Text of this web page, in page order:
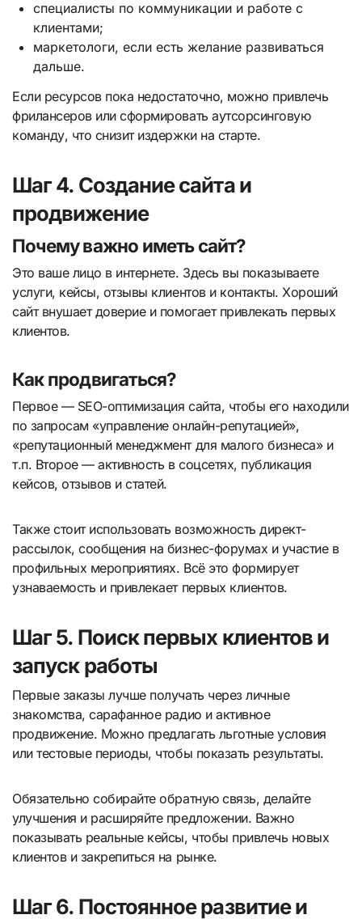
специалисты по коммуникации и работе с
клиентами;
маркетологи, если есть желание развиваться
дальше.
Если ресурсов пока недостаточно, можно привлечь
фрилансеров или сформировать аутсорсинговую
команду, что снизит издержки на старте.
Шаг 4. Создание сайта и
продвижение
Почему важно иметь сайт?
Это ваше лицо в интернете. Здесь вы показываете
услуги, кейсы, отзывы клиентов и контакты. Хороший
сайт внушает доверие и помогает привлекать первых
клиентов.
Как продвигаться?
Первое — SEO-оптимизация сайта, чтобы его находили
по запросам «управление онлайн-репутацией»,
«репутационный менеджмент для малого бизнеса» и
т.п. Второе — активность в соцсетях, публикация
кейсов, отзывов и статей.
Также стоит использовать возможность директ-
рассылок, сообщения на бизнес-форумах и участие в
профильных мероприятиях. Всё это формирует
узнаваемость и привлекает первых клиентов.
Шаг 5. Поиск первых клиентов и
запуск работы
Первые заказы лучше получать через личные
знакомства, сарафанное радио и активное
продвижение. Можно предлагать льготные условия
или тестовые периоды, чтобы показать результаты.
Обязательно собирайте обратную связь, делайте
улучшения и расширяйте предложении. Важно
показывать реальные кейсы, чтобы привлечь новых
клиентов и закрепиться на рынке.
Шаг 6. Постоянное развитие и